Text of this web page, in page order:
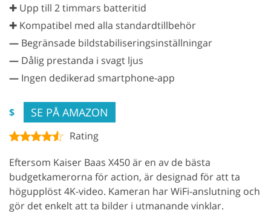
✚ Upp till 2 timmars batteritid
✚ Kompatibel med alla standardtillbehör
— Begränsade bildstabiliseringsinställningar
— Dålig prestanda i svagt ljus
— Ingen dedikerad smartphone-app
$ SE PÅ AMAZON
Rating
Eftersom Kaiser Baas X450 är en av de bästa
budgetkamerorna för action, är designad för att ta
högupplöst 4K-video. Kameran har WiFi-anslutning och
gör det enkelt att ta bilder i utmanande vinklar.